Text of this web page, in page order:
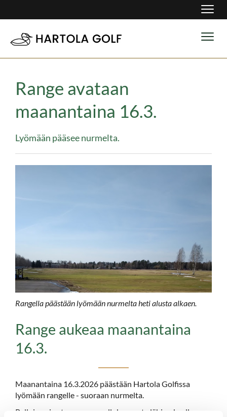
Range avataan
maanantaina 16.3.
Lyömään pääsee nurmelta.
Rangella päästään lyömään nurmelta heti alusta alkaen.
Range aukeaa maanantaina
16.3.
Maanantaina 16.3.2026 päästään Hartola Golfissa
lyömään rangelle - suoraan nurmelta.
Palloja voi ostaa rangen pallokoneesta lähimaksulla.